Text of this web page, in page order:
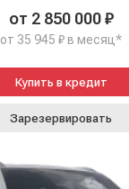
от 2 850 000 ₽
от 35 945 ₽ в месяц*
Купить в кредит
Зарезервировать